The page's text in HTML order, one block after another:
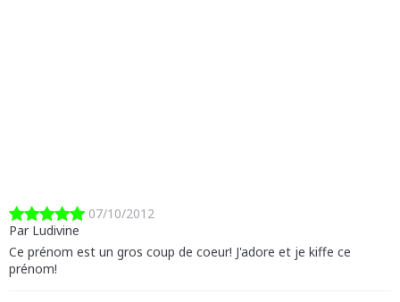
07/10/2012
Par Ludivine
Ce prénom est un gros coup de coeur! J'adore et je kiffe ce
prénom!